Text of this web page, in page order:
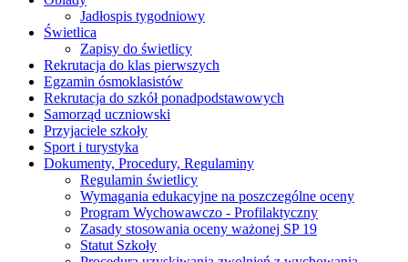
Jadłospis tygodniowy
Świetlica
Zapisy do świetlicy
Rekrutacja do klas pierwszych
Egzamin ósmoklasistów
Rekrutacja do szkół ponadpodstawowych
Samorząd uczniowski
Przyjaciele szkoły
Sport i turystyka
Dokumenty, Procedury, Regulaminy
Regulamin świetlicy
Wymagania edukacyjne na poszczególne oceny
Program Wychowawczo - Profilaktyczny
Zasady stosowania oceny ważonej SP 19
Statut Szkoły